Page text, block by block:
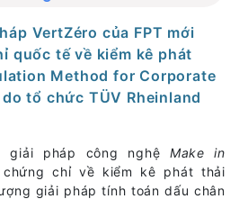
VertZéro của FPT mới
quốc tế về kiểm kê phát
Method for Corporate
tổ chức TÜV Rheinland
giải pháp công nghệ Make in
chỉ về kiểm kê phát thải
giải pháp tính toán dấu chân